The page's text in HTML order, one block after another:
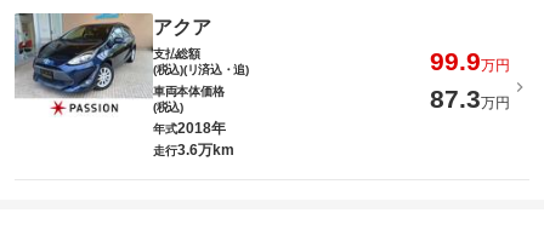
アクア
支払総額
(税込)(リ済込・追)
99.9万円
車両本体価格
(税込)
87.3万円
年式2018年
走行3.6万km